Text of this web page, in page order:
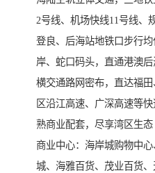
2号线、机场快线11号线、
登良、后海站地铁口步行
岸、蛇口码头，直通港澳
横交通路网密布，直达福
区沿江高速、广深高速等
熟商业配套，尽享湾区生态
商业中心：海岸城购物中
城、海雅百货、茂业百货